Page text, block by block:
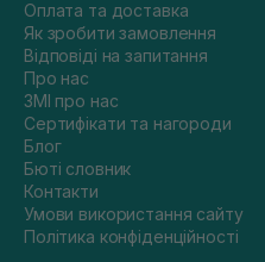
Оплата та доставка
Як зробити замовлення
Відповіді на запитання
Про нас
ЗМІ про нас
Сертифікати та нагороди
Блог
Бюті словник
Контакти
Умови використання сайту
Політика конфіденційності